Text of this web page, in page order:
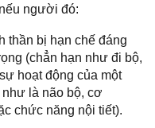
người đó:
thần bị hạn chế đáng
(chẳn hạn như đi bộ,
sự hoạt động của một
là não bộ, cơ
chức năng nội tiết).